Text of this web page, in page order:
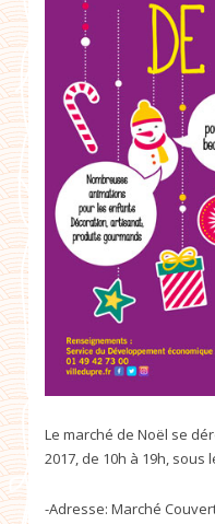
Le marché de Noël se
2017, de 10h à 19h, sous
-Adresse: Marché